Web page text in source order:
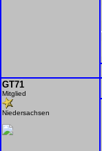
GT71
Mitglied
Niedersachsen